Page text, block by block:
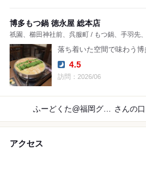
博多もつ鍋 徳永屋 総本店
祇園、櫛田神社前、呉服町 / もつ鍋、手羽先
落ち着いた空間で味わう博
Dinner:
4.5
訪問：2026/06
ふーどくた@福岡グルメ さんの
アクセス